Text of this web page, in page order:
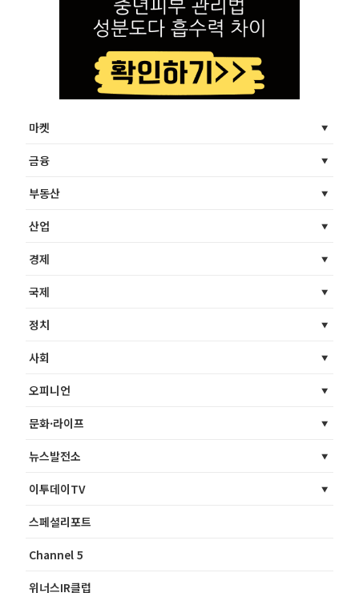
마켓
금융
부동산
산업
경제
국제
정치
사회
오피니언
문화·라이프
뉴스발전소
이투데이TV
스페셜리포트
Channel 5
위너스IR클럽